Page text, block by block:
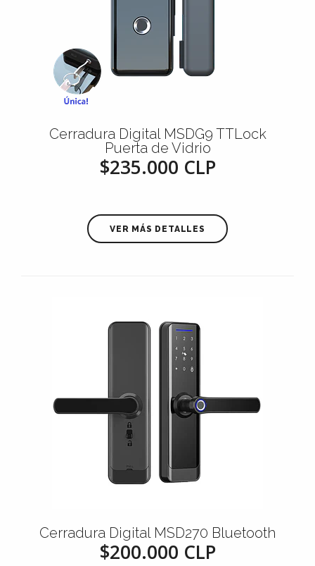
Cerradura Digital MSDG9 TTLock
Puerta de Vidrio
$235.000 CLP
VER MÁS DETALLES
Cerradura Digital MSD270 Bluetooth
$200.000 CLP